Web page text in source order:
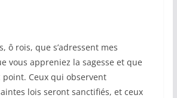
ô rois, que s’adressent mes
vous appreniez la sagesse et que
point. Ceux qui observent
lois seront sanctifiés, et ceux